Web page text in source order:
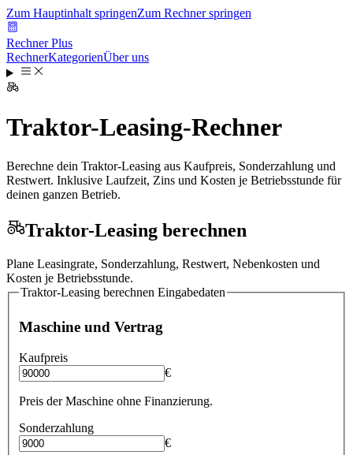
Zum Hauptinhalt springenZum Rechner springen
Rechner Plus
RechnerKategorienÜber uns
Traktor-Leasing-Rechner
Berechne dein Traktor-Leasing aus Kaufpreis, Sonderzahlung und
Restwert. Inklusive Laufzeit, Zins und Kosten je Betriebsstunde für
deinen ganzen Betrieb.
Traktor-Leasing berechnen
Plane Leasingrate, Sonderzahlung, Restwert, Nebenkosten und
Kosten je Betriebsstunde.
Traktor-Leasing berechnen Eingabedaten
Maschine und Vertrag
Kaufpreis
€
Preis der Maschine ohne Finanzierung.
Sonderzahlung
€